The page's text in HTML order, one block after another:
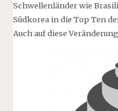
Schwellenländer wie
Südkorea in die Top Ten
Auch auf diese